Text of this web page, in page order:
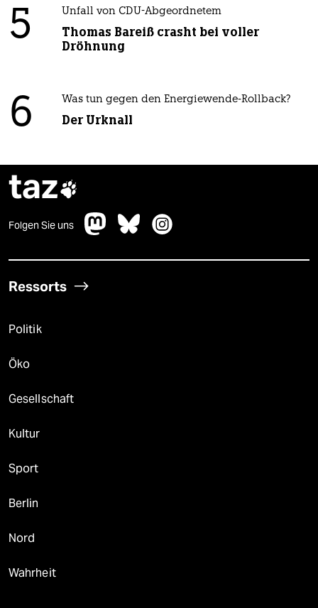
5 Unfall von CDU-Abgeordnetem
Thomas Bareiß crasht bei voller
Dröhnung
6 Was tun gegen den Energiewende-Rollback?
Der Urknall
taz
Folgen Sie uns
Ressorts
Politik
Öko
Gesellschaft
Kultur
Sport
Berlin
Nord
Wahrheit